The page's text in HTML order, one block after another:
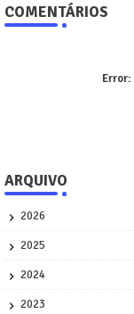
COMENTÁRIOS
Error:
ARQUIVO
2026
2025
2024
2023